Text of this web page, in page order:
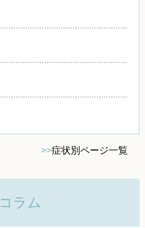
>>症状別ページ一覧
コラム